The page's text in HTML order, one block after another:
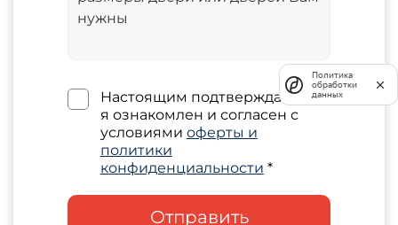
Настоящим подтверждаю, что
я ознакомлен и согласен с
условиями оферты и
политики
конфиденциальности *
Отправить
Политика
обработки
данных